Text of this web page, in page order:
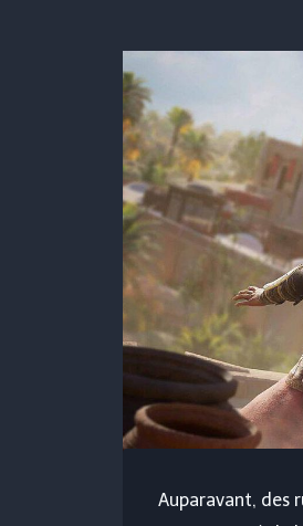
Auparavant, des